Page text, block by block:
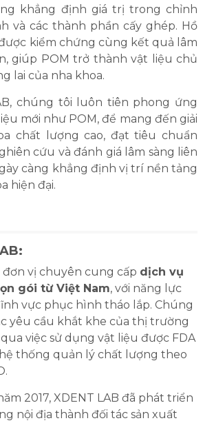
khẳng định giá trị trong chỉnh
và các thành phần cấy ghép. Hồ
kiểm chứng cùng kết quả lâm
giúp POM trở thành vật liệu chủ
lai của nha khoa.
chúng tôi luôn tiên phong ứng
mới như POM, để mang đến giải
chất lượng cao, đạt tiêu chuẩn
cứu và đánh giá lâm sàng liên
càng khẳng định vị trí nền tảng
hiện đại.
đơn vị chuyên cung cấp dịch vụ
gói từ Việt Nam, với năng lực
vực phục hình tháo lắp. Chúng
yêu cầu khắt khe của thị trường
việc sử dụng vật liệu được FDA
thống quản lý chất lượng theo
2017, XDENT LAB đã phát triển
nội địa thành đối tác sản xuất